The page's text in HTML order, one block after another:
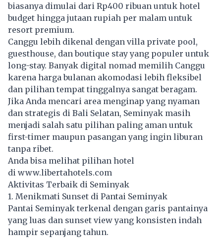
biasanya dimulai dari Rp400 ribuan untuk hotel
budget hingga jutaan rupiah per malam untuk
resort premium.
Canggu lebih dikenal dengan villa private pool,
guesthouse, dan boutique stay yang populer untuk
long-stay. Banyak digital nomad memilih Canggu
karena harga bulanan akomodasi lebih fleksibel
dan pilihan tempat tinggalnya sangat beragam.
Jika Anda mencari area menginap yang nyaman
dan strategis di Bali Selatan, Seminyak masih
menjadi salah satu pilihan paling aman untuk
first-timer maupun pasangan yang ingin liburan
tanpa ribet.
Anda bisa melihat pilihan hotel
di www.libertahotels.com
Aktivitas Terbaik di Seminyak
1. Menikmati Sunset di Pantai Seminyak
Pantai Seminyak terkenal dengan garis pantainya
yang luas dan sunset view yang konsisten indah
hampir sepanjang tahun.